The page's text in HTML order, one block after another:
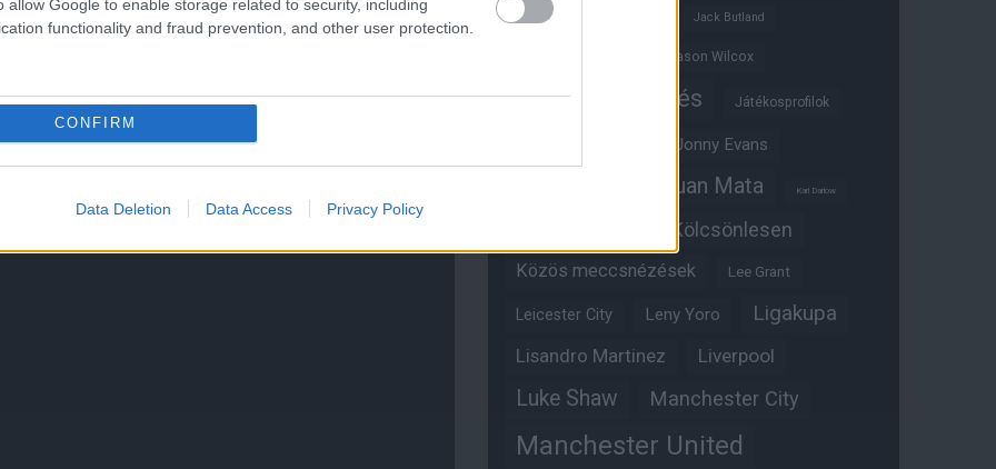
allow Google to enable storage related to security, including
functionality and fraud prevention, and other user protection.
CONFIRM
Data Deletion Data Access Privacy Policy
Hull City Jack Butland
Jason Wilcox
Játékosértékelés Játékosprofilok
Jonny Evans
Juan Mata Karl Darlow
Kölcsönlesen
Közös meccsnézések Lee Grant
Leicester City Leny Yoro Ligakupa
Lisandro Martinez Liverpool
Luke Shaw Manchester City
Manchester United